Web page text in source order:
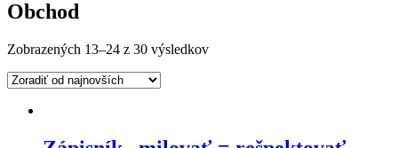
Obchod
Zobrazených 13–24 z 30 výsledkov